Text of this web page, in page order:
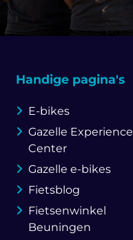
Handige pagina's
E-bikes
Gazelle Experience
Center
Gazelle e-bikes
Fietsblog
Fietsenwinkel
Beuningen